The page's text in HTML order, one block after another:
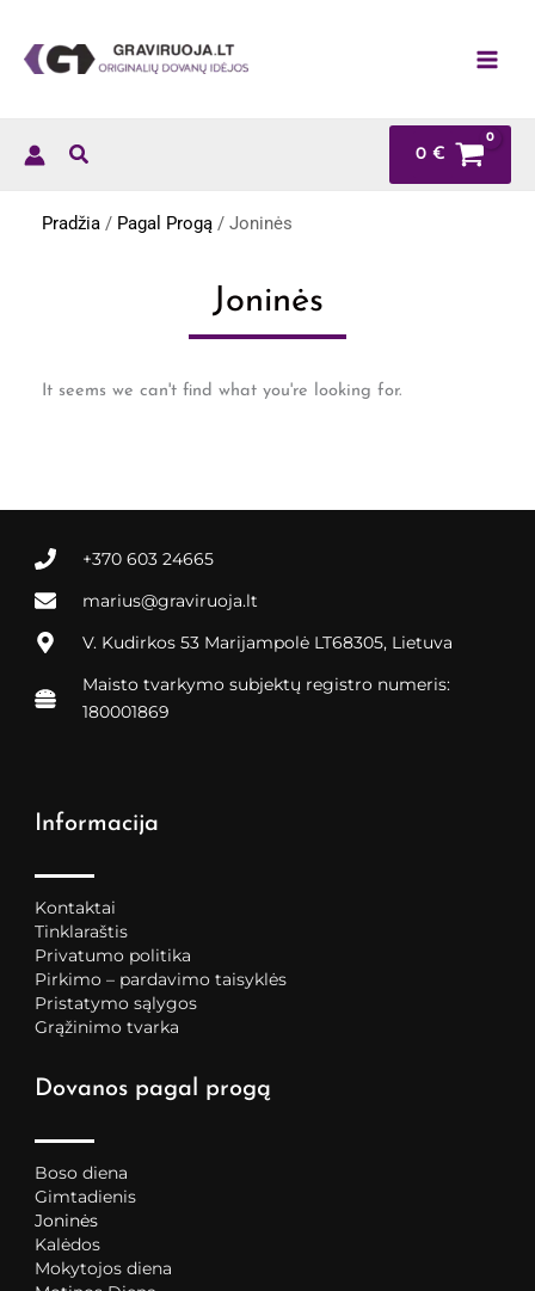
turinio
0 €
Pradžia / Pagal Progą / Joninės
Joninės
It seems we can't find what you're looking for.
+370 603 24665
marius@graviruoja.lt
V. Kudirkos 53 Marijampolė LT68305, Lietuva
Maisto tvarkymo subjektų registro numeris:
180001869
Informacija
Kontaktai
Tinklaraštis
Privatumo politika
Pirkimo – pardavimo taisyklės
Pristatymo sąlygos
Grąžinimo tvarka
Dovanos pagal progą
Boso diena
Gimtadienis
Joninės
Kalėdos
Mokytojos diena